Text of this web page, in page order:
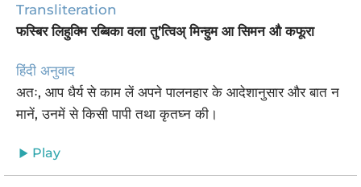
Transliteration
फस्बिर लिहुक्मि रब्बिका वला तु’त्विअ् मिन्हुम आ सिमन औ कफूरा
हिंदी अनुवाद
अतः, आप धैर्य से काम लें अपने पालनहार के आदेशानुसार और बात न
मानें, उनमें से किसी पापी तथा कृतघ्न की।
Play